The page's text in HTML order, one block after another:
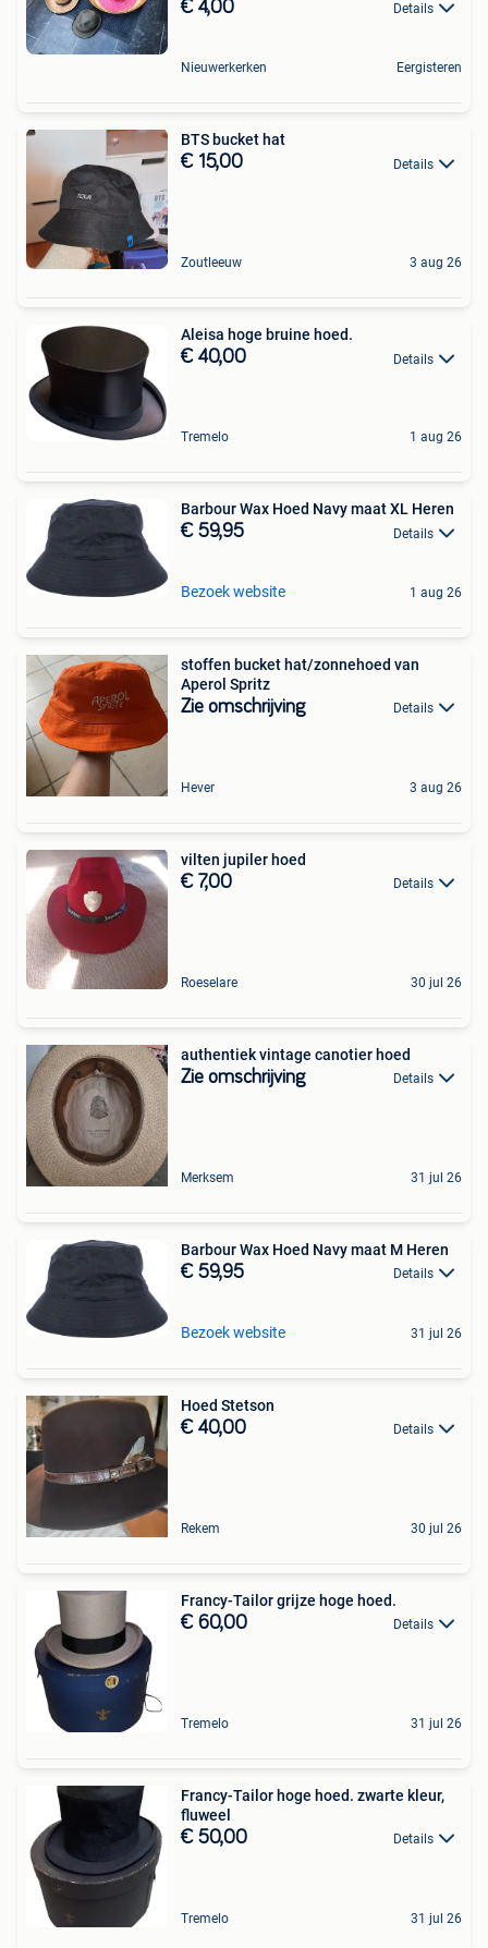
€ 4,00 Details
Nieuwerkerken Eergisteren
BTS bucket hat
€ 15,00 Details
Zoutleeuw 3 aug 26
Aleisa hoge bruine hoed.
€ 40,00 Details
Tremelo 1 aug 26
Barbour Wax Hoed Navy maat XL Heren
€ 59,95 Details
Bezoek website 1 aug 26
stoffen bucket hat/zonnehoed van
Aperol Spritz
Zie omschrijving Details
Hever 3 aug 26
vilten jupiler hoed
€ 7,00 Details
Roeselare 30 jul 26
authentiek vintage canotier hoed
Zie omschrijving Details
Merksem 31 jul 26
Barbour Wax Hoed Navy maat M Heren
€ 59,95 Details
Bezoek website 31 jul 26
Hoed Stetson
€ 40,00 Details
Rekem 30 jul 26
Francy-Tailor grijze hoge hoed.
€ 60,00 Details
Tremelo 31 jul 26
Francy-Tailor hoge hoed. zwarte kleur,
fluweel
€ 50,00 Details
Tremelo 31 jul 26